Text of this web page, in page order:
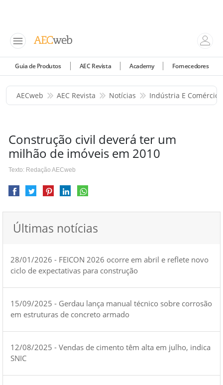
Guia de Produtos AEC Revista Academy Fornecedores
AECweb AEC Revista Notícias Indústria E Comércio
Construção civil deverá ter um
milhão de imóveis em 2010
Texto: Redação AECweb
Últimas notícias
28/01/2026 - FEICON 2026 ocorre em abril e reflete novo
ciclo de expectativas para construção
15/09/2025 - Gerdau lança manual técnico sobre corrosão
em estruturas de concreto armado
12/08/2025 - Vendas de cimento têm alta em julho, indica
SNIC